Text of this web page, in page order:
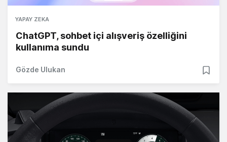
YAPAY ZEKA
ChatGPT, sohbet içi alışveriş özelliğini
kullanıma sundu
Gözde Ulukan